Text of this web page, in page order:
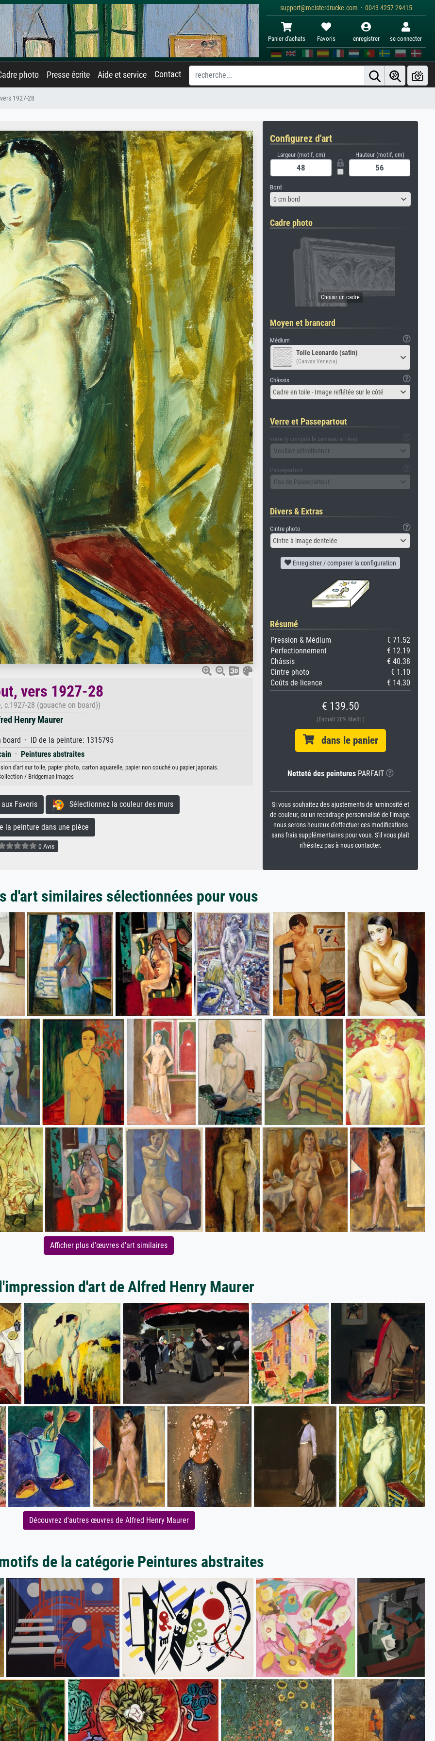
support@meisterdrucke.com · 0043 4257 29415
Panier d'achats Favoris enregistrer se connecter
photo Presse écrite Aide et service Contact
1927-28
vers 1927-28
c.1927-28 (gouache on board))
Henry Maurer
· ID de la peinture: 1315795
· Peintures abstraites
d'art sur toile, papier photo, carton aquarelle, papier non couché ou papier japonais.
/ Bridgeman Images
Favoris Sélectionnez la couleur des murs
peinture dans une pièce
0 Avis
Configurez d'art
Largeur (motif, cm) Hauteur (motif, cm)
Bord
0 cm bord
Cadre photo
Moyen et brancard
Médium
Toile Leonardo (satin)
(Canvas Venezia)
Châssis
Cadre en toile - Image reflétée sur le côté
Verre et Passepartout
verre (y compris le panneau arrière)
Veuillez sélectionner
Passepartout
Pas de Passepartout
Divers & Extras
Cintre photo
Cintre à image dentelée
Enregistrer / comparer la configuration
Résumé
Pression & Médium
€ 71.52
Perfectionnement
€ 12.19
Châssis
€ 40.38
Cintre photo
€ 1.10
Coûts de licence
€ 14.30
€ 139.50
(Enthält 20% MwSt.)
dans le panier
Netteté des peinturesPARFAIT
Si vous souhaitez des ajustements de luminosité et
de couleur, ou un recadrage personnalisé de l'image,
nous serons heureux d'effectuer ces modifications
sans frais supplémentaires pour vous. S'il vous plaît
n'hésitez pas à nous contacter.
d'art similaires sélectionnées pour vous
Afficher plus d'œuvres d'art similaires
d'art de Alfred Henry Maurer
Découvrez d'autres œuvres de Alfred Henry Maurer
de la catégorie Peintures abstraites